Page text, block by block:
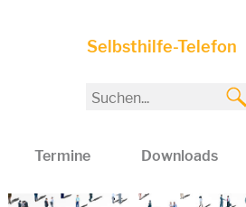
Selbsthilfe-Telefon
Termine Downloads